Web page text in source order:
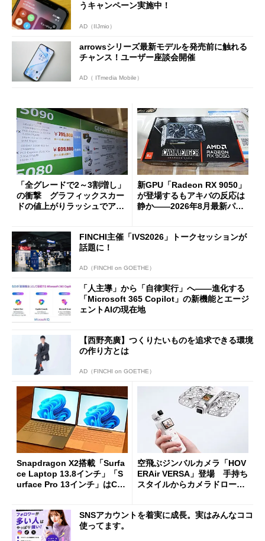
うキャンペーン実施中！
AD（IIJmio）
arrowsシリーズ最新モデルを発売前に触れる
チャンス！ユーザー座談会開催
AD（ ITmedia Mobile）
「全グレードで2～3割増し」
の衝撃 グラフィックスカー
ドの値上がりラッシュでアキ
新GPU「Radeon RX 9050」
が登場するもアキバの反応は
静か――2026年8月最新パー
FINCHI主催「IVS2026」トークセッションが
話題に！
AD（FINCHI on GOETHE）
「人主導」から「自律実行」へ――進化する
「Microsoft 365 Copilot」の新機能とエージ
ェントAIの現在地
【西野亮廣】つくりたいものを追求できる環境
の作り方とは
AD（FINCHI on GOETHE）
Snapdragon X2搭載「Surfa
ce Laptop 13.8インチ」「S
urface Pro 13インチ」はCop
た
空飛ぶジンバルカメラ「HOV
ERAir VERSA」登場 手持ち
スタイルからカメラドローン
SNSアカウントを着実に成長。実はみんなココ
使ってます。